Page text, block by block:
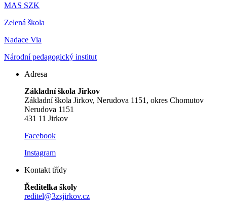
MAS SZK
Zelená škola
Nadace Via
Národní pedagogický institut
Adresa
Základní škola Jirkov
Základní škola Jirkov, Nerudova 1151, okres Chomutov
Nerudova 1151
431 11 Jirkov
Facebook
Instagram
Kontakt třídy
Ředitelka školy
reditel@3zsjirkov.cz